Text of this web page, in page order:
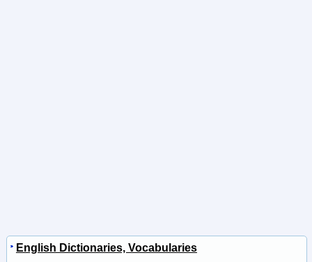
English Dictionaries, Vocabularies